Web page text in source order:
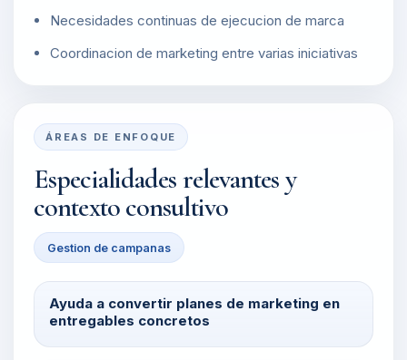
Necesidades continuas de ejecucion de marca
Coordinacion de marketing entre varias iniciativas
ÁREAS DE ENFOQUE
Especialidades relevantes y
contexto consultivo
Gestion de campanas
Ayuda a convertir planes de marketing en
entregables concretos